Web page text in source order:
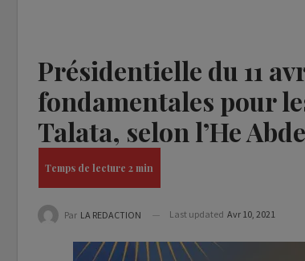
Présidentielle du 11
fondamentales pour
Talata, selon l’He
Par LA REDACTION Last updated Avr 10, 2021